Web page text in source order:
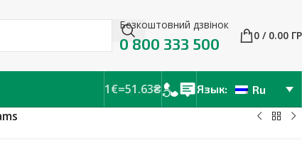
Безкоштовний дзвінок
0 800 333 500 0 / 0.00
1€=51.63₴ Язык:
Ru